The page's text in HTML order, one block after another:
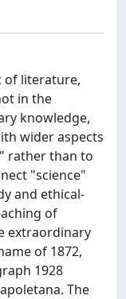
of literature,
in the
knowledge,
wider aspects
rather than to
"science"
and ethical-
of
extraordinary
of 1872,
1928
The